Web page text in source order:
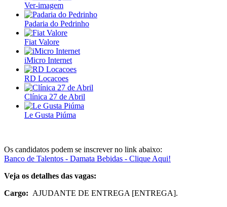
Ver-imagem
Padaria do Pedrinho
Fiat Valore
iMicro Internet
RD Locacoes
Clínica 27 de Abril
Le Gusta Piúma
Os candidatos podem se inscrever no link abaixo:
Banco de Talentos - Damata Bebidas - Clique Aqui!
Veja os detalhes das vagas:
Cargo: AJUDANTE DE ENTREGA [ENTREGA].